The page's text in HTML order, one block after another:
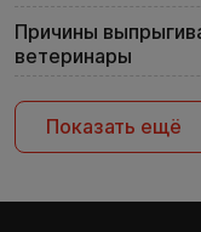
Причины
ветеринары
Показать ещё